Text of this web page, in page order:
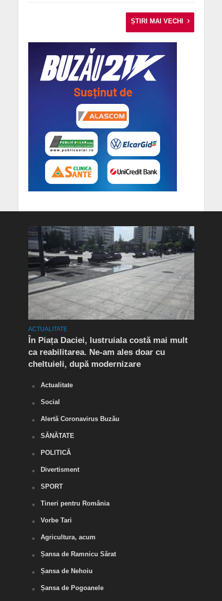
ȘTIRI MAI VECHI
ACTUALITATE
În Piața Daciei, lustruiala costă mai mult
ca reabilitarea. Ne-am ales doar cu
cheltuieli, după modernizare
Actualitate
Social
Alertă Coronavirus Buzău
SĂNĂTATE
POLITICĂ
Divertisment
SPORT
Tineri pentru România
Vorbe Tari
Agricultura, acum
Șansa de Ramnicu Sărat
Șansa de Nehoiu
Șansa de Pogoanele